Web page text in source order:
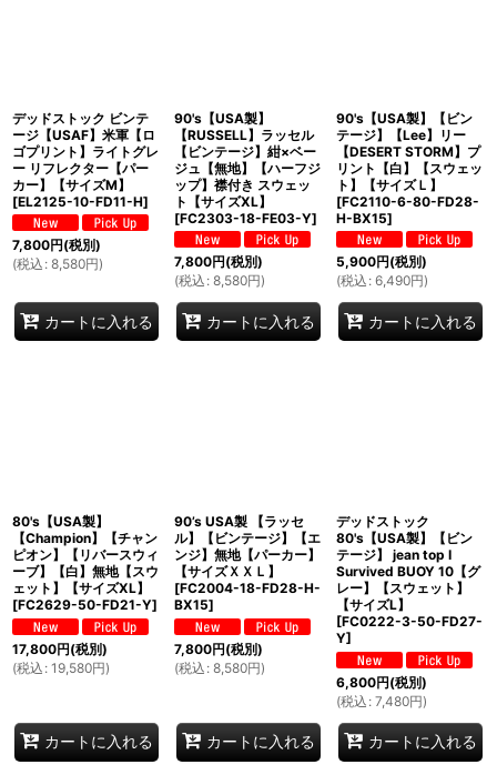
デッドストック ビンテ
ージ【USAF】米軍【ロ
ゴプリント】ライトグレ
ー リフレクター【パー
カー】【サイズM】
[EL2125-10-FD11-H]
7,800円(税別)
(税込 : 8,580円)
カートに入れる
90's【USA製】
【RUSSELL】ラッセル
【ビンテージ】紺×ベー
ジュ【無地】【ハーフジ
ップ】襟付き スウェッ
ト【サイズXL】
[FC2303-18-FE03-Y]
7,800円(税別)
(税込 : 8,580円)
カートに入れる
90's【USA製】【ビン
テージ】【Lee】リー
【DESERT STORM】プ
リント【白】【スウェッ
ト】【サイズＬ】
[FC2110-6-80-FD28-
H-BX15]
5,900円(税別)
(税込 : 6,490円)
カートに入れる
80's【USA製】
【Champion】【チャン
ピオン】【リバースウィ
ーブ】【白】無地【スウ
ェット】【サイズXL】
[FC2629-50-FD21-Y]
17,800円(税別)
(税込 : 19,580円)
カートに入れる
90’s USA製 【ラッセ
ル】【ビンテージ】【エ
ンジ】無地【パーカー】
【サイズＸＸＬ】
[FC2004-18-FD28-H-
BX15]
7,800円(税別)
(税込 : 8,580円)
カートに入れる
デッドストック
80's【USA製】【ビン
テージ】 jean top I
Survived BUOY 10【グ
レー】【スウェット】
【サイズL】
[FC0222-3-50-FD27-
Y]
6,800円(税別)
(税込 : 7,480円)
カートに入れる